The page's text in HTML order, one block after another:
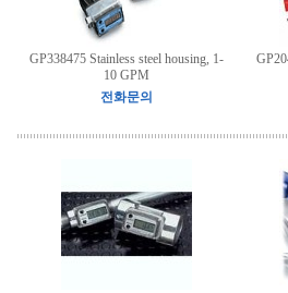
GP338475 Stainless steel housing, 1-
10 GPM
전화문의